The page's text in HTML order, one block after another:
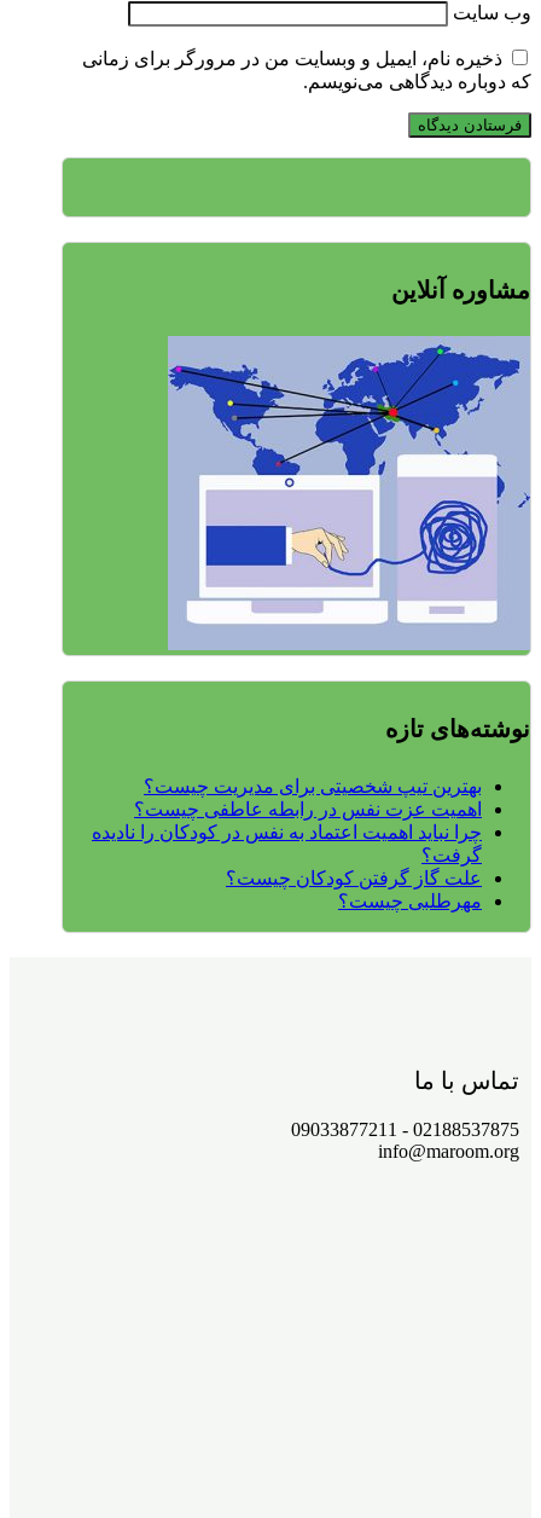
وب‌ سایت
ذخیره نام، ایمیل و وبسایت من در مرورگر برای زمانی
که دوباره دیدگاهی می‌نویسم.
مشاوره آنلاین
نوشته‌های تازه
بهترین تیپ شخصیتی برای مدیریت چیست؟
اهمیت عزت نفس در رابطه عاطفی چیست؟
چرا نباید اهمیت اعتماد به نفس در کودکان را نادیده
گرفت؟
علت گاز گرفتن کودکان چیست؟
مهرطلبی چیست؟
تماس با ما
02188537875 - 09033877211
info@maroom.org